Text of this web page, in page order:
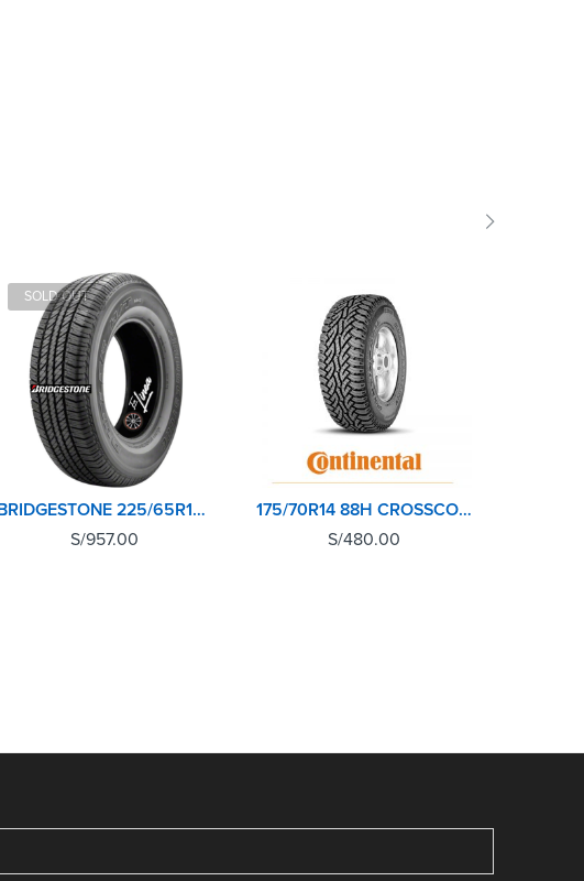
SOLD OUT
BRIDGESTONE 225/65R17 102T DUELER H/T 684II
S/957.00
175/70R14 88H CROSSCONTACT AT CONTINENTAL
S/480.00